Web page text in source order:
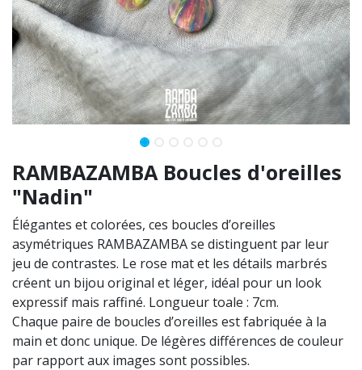
RAMBAZAMBA Boucles d'oreilles
"Nadin"
Élégantes et colorées, ces boucles d’oreilles
asymétriques RAMBAZAMBA se distinguent par leur
jeu de contrastes. Le rose mat et les détails marbrés
créent un bijou original et léger, idéal pour un look
expressif mais raffiné. Longueur toale : 7cm.
Chaque paire de boucles d’oreilles est fabriquée à la
main et donc unique. De légères différences de couleur
par rapport aux images sont possibles.